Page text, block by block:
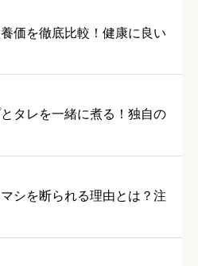
価を徹底比較！健康に良い
タレを一緒に煮る！独自の
シを断られる理由とは？注